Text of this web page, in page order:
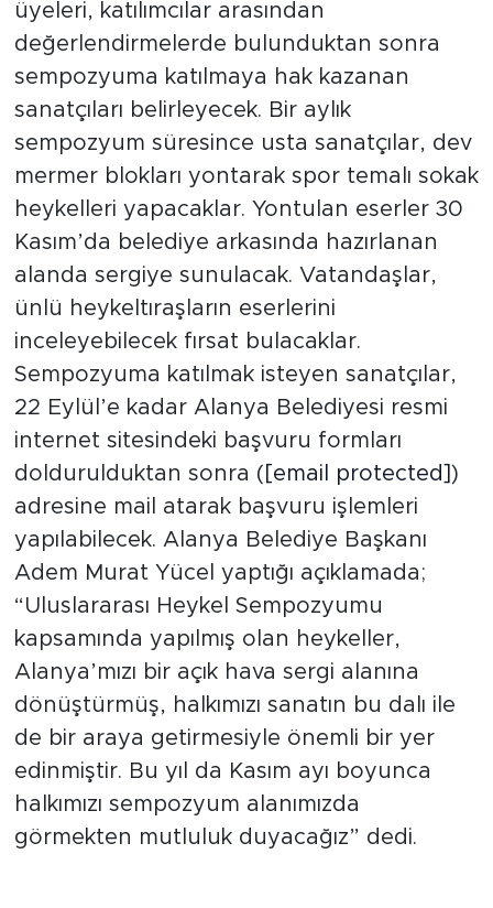
üyeleri, katılımcılar arasından
değerlendirmelerde bulunduktan sonra
sempozyuma katılmaya hak kazanan
sanatçıları belirleyecek. Bir aylık
sempozyum süresince usta sanatçılar, dev
mermer blokları yontarak spor temalı sokak
heykelleri yapacaklar. Yontulan eserler 30
Kasım’da belediye arkasında hazırlanan
alanda sergiye sunulacak. Vatandaşlar,
ünlü heykeltıraşların eserlerini
inceleyebilecek fırsat bulacaklar.
Sempozyuma katılmak isteyen sanatçılar,
22 Eylül’e kadar Alanya Belediyesi resmi
internet sitesindeki başvuru formları
doldurulduktan sonra ( [email protected] )
adresine mail atarak başvuru işlemleri
yapılabilecek. Alanya Belediye Başkanı
Adem Murat Yücel yaptığı açıklamada;
“Uluslararası Heykel Sempozyumu
kapsamında yapılmış olan heykeller,
Alanya’mızı bir açık hava sergi alanına
dönüştürmüş, halkımızı sanatın bu dalı ile
de bir araya getirmesiyle önemli bir yer
edinmiştir. Bu yıl da Kasım ayı boyunca
halkımızı sempozyum alanımızda
görmekten mutluluk duyacağız” dedi.